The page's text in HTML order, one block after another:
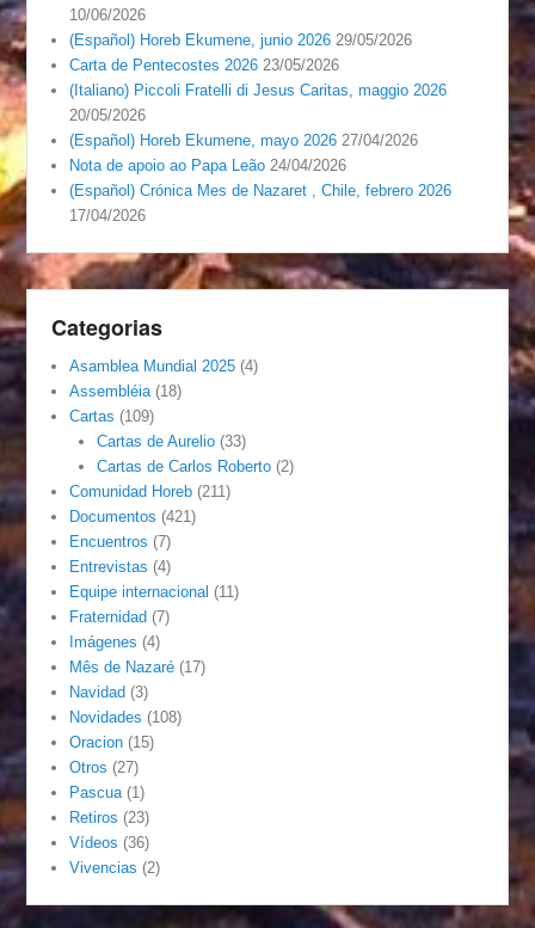
10/06/2026
(Español) Horeb Ekumene, junio 2026 29/05/2026
Carta de Pentecostes 2026 23/05/2026
(Italiano) Piccoli Fratelli di Jesus Caritas, maggio 2026
20/05/2026
(Español) Horeb Ekumene, mayo 2026 27/04/2026
Nota de apoio ao Papa Leão 24/04/2026
(Español) Crónica Mes de Nazaret , Chile, febrero 2026
17/04/2026
Categorias
Asamblea Mundial 2025 (4)
Assembléia (18)
Cartas (109)
Cartas de Aurelio(33)
Cartas de Carlos Roberto(2)
Comunidad Horeb (211)
Documentos (421)
Encuentros (7)
Entrevistas (4)
Equipe internacional (11)
Fraternidad (7)
Imágenes (4)
Mês de Nazaré (17)
Navidad (3)
Novidades (108)
Oracion (15)
Otros (27)
Pascua (1)
Retiros (23)
Vídeos (36)
Vivencias (2)